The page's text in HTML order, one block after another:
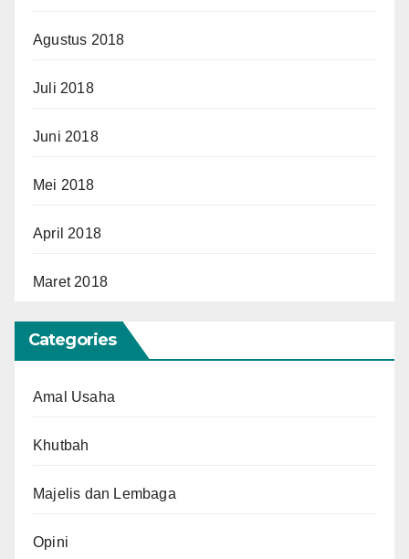
Agustus 2018
Juli 2018
Juni 2018
Mei 2018
April 2018
Maret 2018
Categories
Amal Usaha
Khutbah
Majelis dan Lembaga
Opini